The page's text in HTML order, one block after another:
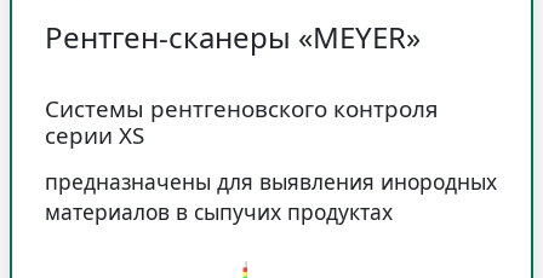
Рентген-сканеры «MEYER»
Системы рентгеновского контроля
серии XS
предназначены для выявления инородных
материалов в сыпучих продуктах